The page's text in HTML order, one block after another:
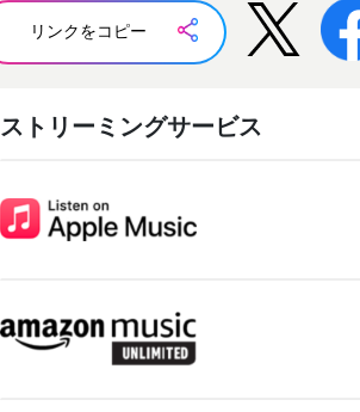
リンクをコピー
ストリーミングサービス